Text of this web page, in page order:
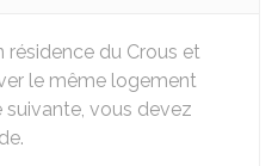
résidence du Crous et
le même logement
suivante, vous devez